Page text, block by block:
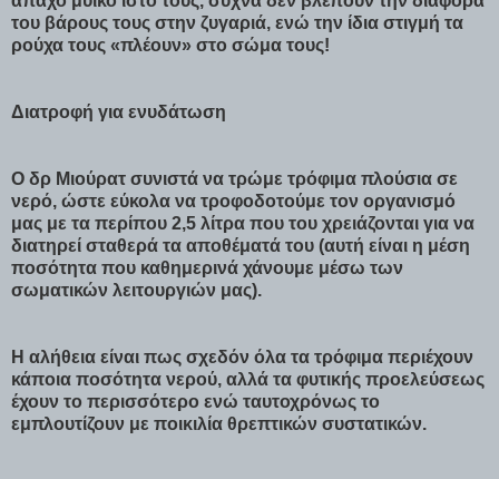
του βάρους τους στην ζυγαριά, ενώ την ίδια στιγμή τα
ρούχα τους «πλέουν» στο σώμα τους!
Διατροφή για ενυδάτωση
Ο δρ Μιούρατ συνιστά να τρώμε τρόφιμα πλούσια σε
νερό, ώστε εύκολα να τροφοδοτούμε τον οργανισμό
μας με τα περίπου 2,5 λίτρα που του χρειάζονται για να
διατηρεί σταθερά τα αποθέματά του (αυτή είναι η μέση
ποσότητα που καθημερινά χάνουμε μέσω των
σωματικών λειτουργιών μας).
Η αλήθεια είναι πως σχεδόν όλα τα τρόφιμα περιέχουν
κάποια ποσότητα νερού, αλλά τα φυτικής προελεύσεως
έχουν το περισσότερο ενώ ταυτοχρόνως το
εμπλουτίζουν με ποικιλία θρεπτικών συστατικών.